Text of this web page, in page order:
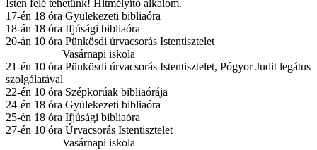
Isten felé tehetünk! Hitmélyítő alkalom.
17-én 18 óra Gyülekezeti bibliaóra
18-án 18 óra Ifjúsági bibliaóra
20-án 10 óra Pünkösdi úrvacsorás Istentisztelet
Vasárnapi iskola
21-én 10 óra Pünkösdi úrvacsorás Istentisztelet, Pógyor Judit legátus
szolgálatával
22-én 10 óra Szépkorúak bibliaórája
24-én 18 óra Gyülekezeti bibliaóra
25-én 18 óra Ifjúsági bibliaóra
27-én 10 óra Úrvacsorás Istentisztelet
Vasárnapi iskola